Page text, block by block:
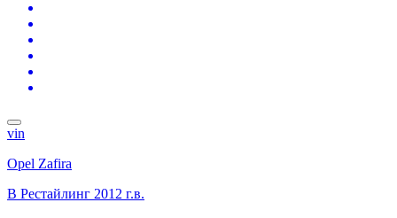
vin
Opel Zafira
B Рестайлинг 2012 г.в.